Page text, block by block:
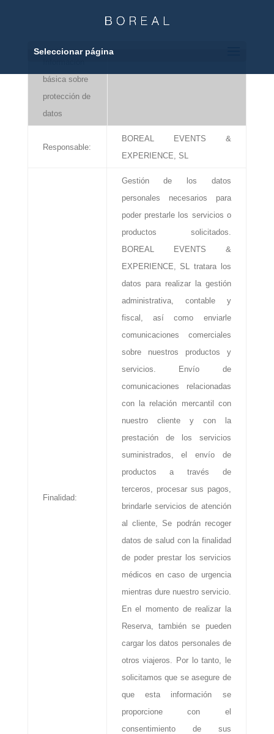
Seleccionar página
básica sobre
protección de
datos
Responsable:
BOREAL EVENTS &
EXPERIENCE, SL
Finalidad:
Gestión de los datos
personales necesarios para
poder prestarle los servicios o
productos solicitados.
BOREAL EVENTS &
EXPERIENCE, SL tratara los
datos para realizar la gestión
administrativa, contable y
fiscal, así como enviarle
comunicaciones comerciales
sobre nuestros productos y
servicios. Envío de
comunicaciones relacionadas
con la relación mercantil con
nuestro cliente y con la
prestación de los servicios
suministrados, el envío de
productos a través de
terceros, procesar sus pagos,
brindarle servicios de atención
al cliente, Se podrán recoger
datos de salud con la finalidad
de poder prestar los servicios
médicos en caso de urgencia
mientras dure nuestro servicio.
En el momento de realizar la
Reserva, también se pueden
cargar los datos personales de
otros viajeros. Por lo tanto, le
solicitamos que se asegure de
que esta información se
proporcione con el
consentimiento de sus